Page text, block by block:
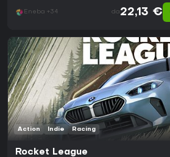
Eneba +34 da 22,13 €
Action Indie Racing
Rocket League